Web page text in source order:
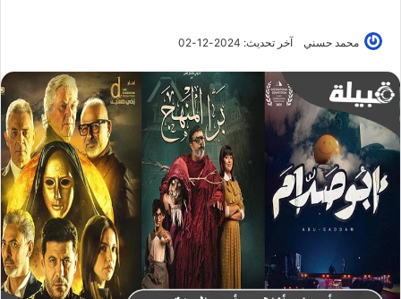
محمد حسني آخر تحديث: 2024-12-02